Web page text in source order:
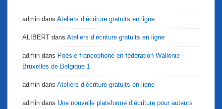
admin dans Ateliers d’écriture gratuits en ligne
ALIBERT dans Ateliers d’écriture gratuits en ligne
admin dans Poésie francophone en fédération Wallonie –
Bruxelles de Belgique 1
admin dans Ateliers d’écriture gratuits en ligne
admin dans Une nouvelle plateforme d’écriture pour auteurs